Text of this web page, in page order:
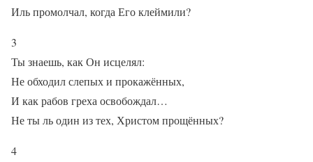
Иль промолчал, когда Его клеймили?
3
Ты знаешь, как Он исцелял:
Не обходил слепых и прокажённых,
И как рабов греха освобождал…
Не ты ль один из тех, Христом прощённых?
4